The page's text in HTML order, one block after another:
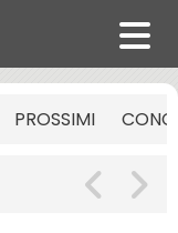
PROSSIMI